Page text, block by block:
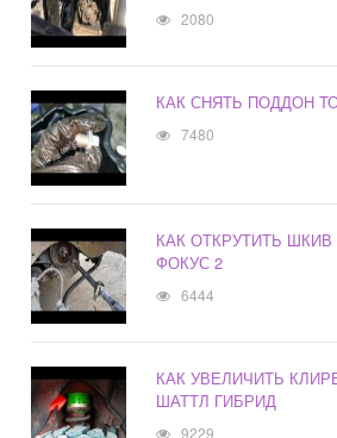
2080
КАК СНЯТЬ ПОДДОН
7480
КАК ОТКРУТИТЬ
ФОКУС 2
6444
КАК УВЕЛИЧИТЬ
ШАТТЛ ГИБРИД
9229